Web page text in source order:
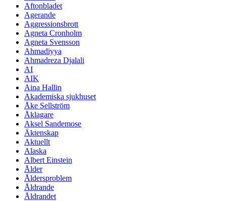
Aftonbladet
Agerande
Aggressionsbrott
Agneta Cronholm
Agneta Svensson
Ahmadiyya
Ahmadreza Djalali
AI
AIK
Aina Hallin
Akademiska sjukhuset
Åke Sellström
Åklagare
Aksel Sandemose
Äktenskap
Aktuellt
Alaska
Albert Einstein
Ålder
Åldersproblem
Åldrande
Åldrandet